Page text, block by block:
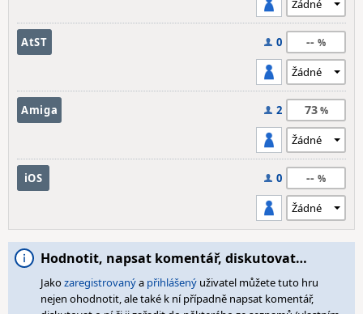
AtST 0 --
Amiga 2 73
iOS 0 --
Hodnotit, napsat komentář, diskutovat…
Jakozaregistrovanýa přihlášený uživatel můžete tuto hru
nejen ohodnotit, ale také k ní případně napsat komentář,